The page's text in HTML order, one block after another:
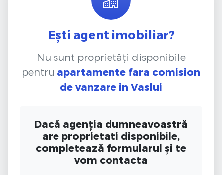
Ești agent imobiliar?
Nu sunt proprietăți disponibile
pentru apartamente fara comision
de vanzare in Vaslui
Dacă agenția dumneavoastră
are proprietati disponibile,
completează formularul și te
vom contacta